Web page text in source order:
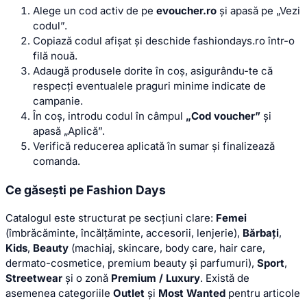
Alege un cod activ de pe evoucher.ro și apasă pe „Vezi
codul”.
Copiază codul afișat și deschide fashiondays.ro într-o
filă nouă.
Adaugă produsele dorite în coș, asigurându-te că
respecți eventualele praguri minime indicate de
campanie.
În coș, introdu codul în câmpul „Cod voucher” și
apasă „Aplică”.
Verifică reducerea aplicată în sumar și finalizează
comanda.
Ce găsești pe Fashion Days
Catalogul este structurat pe secțiuni clare: Femei
(îmbrăcăminte, încălțăminte, accesorii, lenjerie), Bărbați,
Kids, Beauty (machiaj, skincare, body care, hair care,
dermato-cosmetice, premium beauty și parfumuri), Sport,
Streetwear și o zonă Premium / Luxury. Există de
asemenea categoriile Outlet și Most Wanted pentru articole